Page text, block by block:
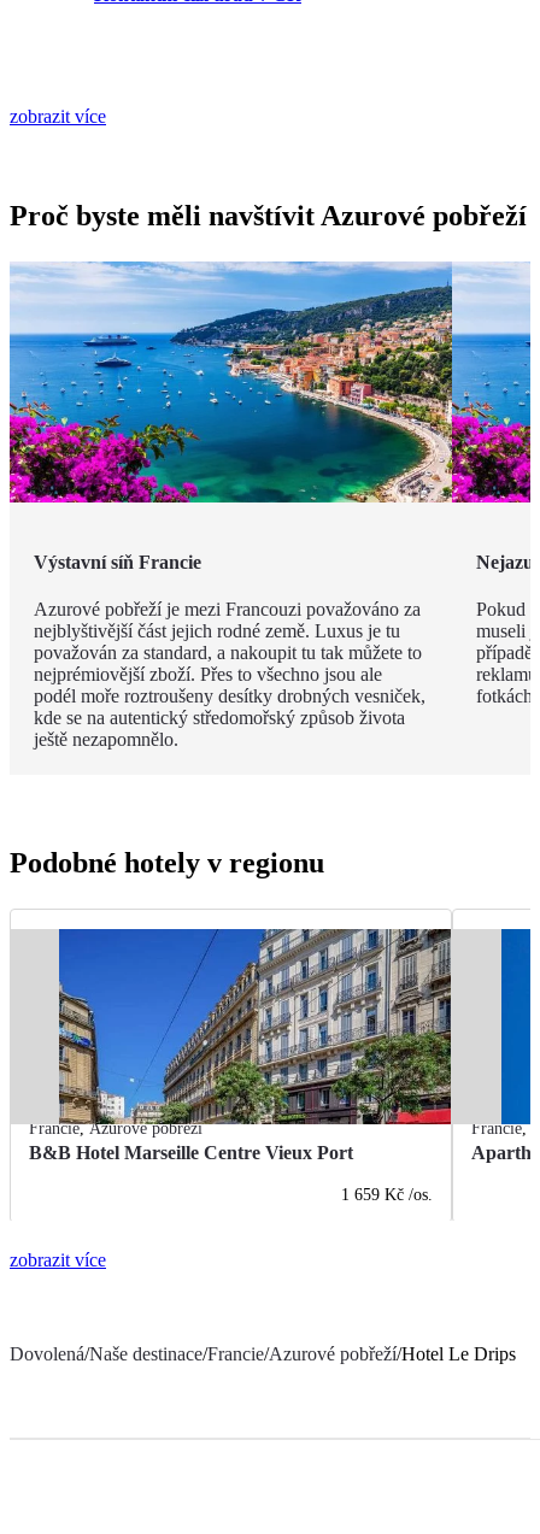
zobrazit více
Proč byste měli navštívit Azurové pobřeží
Výstavní síň Francie
Azurové pobřeží je mezi Francouzi považováno za
nejblyštivější část jejich rodné země. Luxus je tu
považován za standard, a nakoupit tu tak můžete to
nejprémiovější zboží. Přes to všechno jsou ale
podél moře roztroušeny desítky drobných vesniček,
kde se na autentický středomořský způsob života
ještě nezapomnělo.
Pokud
museli
případě
fotkách!
Podobné hotely v regionu
Francie,Azurové pobřeží
B&B Hotel Marseille Centre Vieux Port
1 659 Kč /os.
Francie,
zobrazit více
Dovolená/Naše destinace/Francie/Azurové pobřeží/Hotel Le Drips